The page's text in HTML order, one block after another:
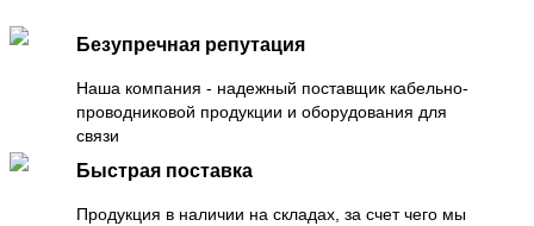
Безупречная репутация
Наша компания - надежный поставщик кабельно-
проводниковой продукции и оборудования для
связи
Быстрая поставка
Продукция в наличии на складах, за счет чего мы